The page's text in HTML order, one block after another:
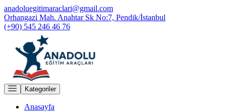
anadoluegitimaraclari@gmail.com
Orhangazi Mah. Anahtar Sk No:7, Pendik/İstanbul
(+90) 545 246 46 76
Kategoriler
Anasayfa